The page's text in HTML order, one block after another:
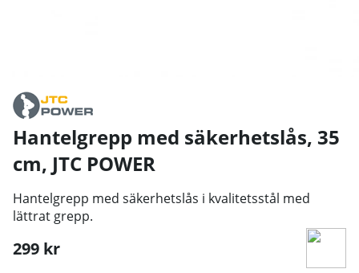
Hantelgrepp med säkerhetslås, 35
cm, JTC POWER
Hantelgrepp med säkerhetslås i kvalitetsstål med
lättrat grepp.
299 kr